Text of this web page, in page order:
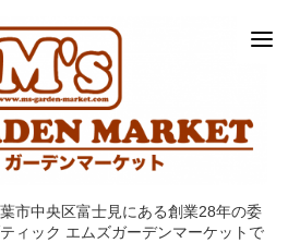
市中央区富士見にある創業28年の委
ィック エムズガーデンマーケットで